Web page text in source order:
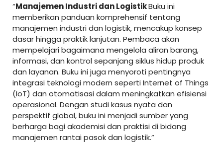
“Manajemen Industri dan LogistikBuku ini
memberikan panduan komprehensif tentang
manajemen industri dan logistik, mencakup konsep
dasar hingga praktik lanjutan. Pembaca akan
mempelajari bagaimana mengelola aliran barang,
informasi, dan kontrol sepanjang siklus hidup produk
dan layanan. Buku ini juga menyoroti pentingnya
integrasi teknologi modern seperti Internet of Things
(IoT) dan otomatisasi dalam meningkatkan efisiensi
operasional. Dengan studi kasus nyata dan
perspektif global, buku ini menjadi sumber yang
berharga bagi akademisi dan praktisi di bidang
manajemen rantai pasok dan logistik.”